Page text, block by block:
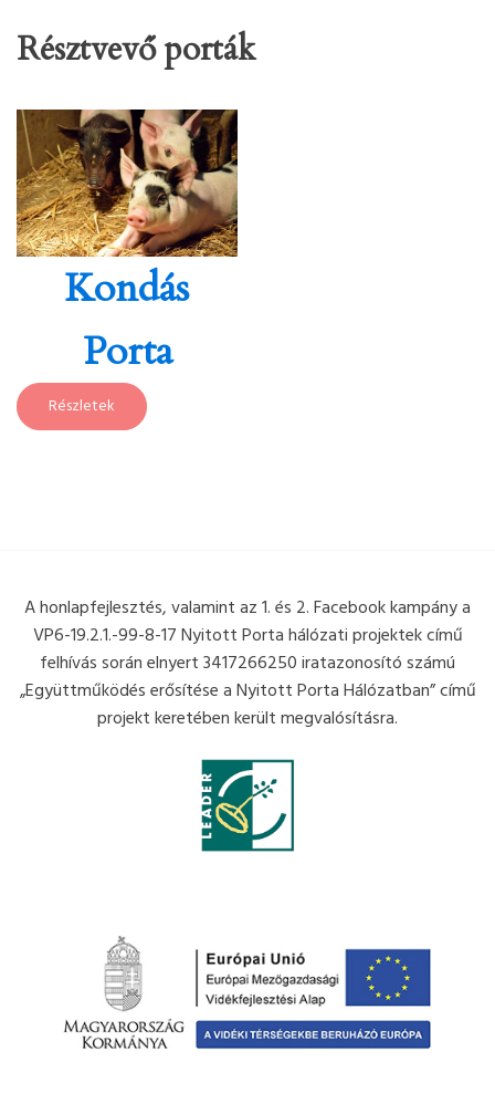
Résztvevő porták
Kondás
Porta
Részletek
A honlapfejlesztés, valamint az 1. és 2. Facebook kampány a
VP6-19.2.1.-99-8-17 Nyitott Porta hálózati projektek című
felhívás során elnyert 3417266250 iratazonosító számú
„Együttműködés erősítése a Nyitott Porta Hálózatban” című
projekt keretében került megvalósításra.